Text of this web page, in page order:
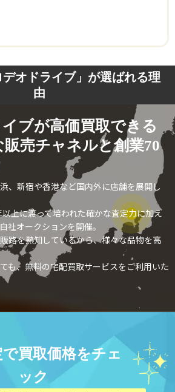
オドライブ」が選ばれる理
由
ブが高価買取できる
販売チャネルと創業70
、新宿や香港など国内外に店舗を展開し
上に渡って培われた確かな査定力に加え
社オークションを開催。
路を熟知しているから、様々な品物を高
も、無料の宅配買取サービスをご利用いた
買取価格をチェ
ック